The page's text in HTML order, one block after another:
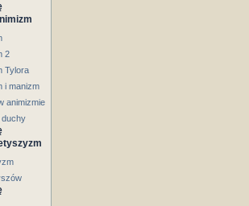
2
Tylora
i manizm
animizmie
duchy